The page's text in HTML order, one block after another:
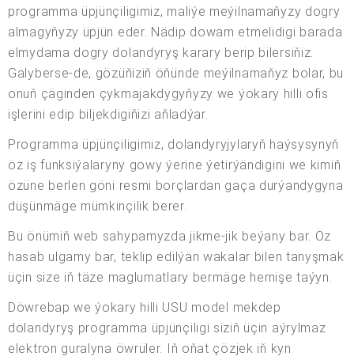
programma üpjünçiligimiz, maliýe meýilnamaňyzy dogry
almagyňyzy üpjün eder. Nädip dowam etmelidigi barada
elmydama dogry dolandyryş karary berip bilersiňiz.
Galyberse-de, gözüňiziň öňünde meýilnamaňyz bolar, bu
onuň çäginden çykmajakdygyňyzy we ýokary hilli ofis
işlerini edip biljekdigiňizi aňladýar.
Programma üpjünçiligimiz, dolandyryjylaryň haýsysynyň
öz iş funksiýalaryny gowy ýerine ýetirýändigini we kimiň
özüne berlen göni resmi borçlardan gaça durýandygyna
düşünmäge mümkinçilik berer.
Bu önümiň web sahypamyzda jikme-jik beýany bar. Öz
hasab ulgamy bar, teklip edilýän wakalar bilen tanyşmak
üçin size iň täze maglumatlary bermäge hemişe taýyn.
Döwrebap we ýokary hilli USU model mekdep
dolandyryş programma üpjünçiligi siziň üçin aýrylmaz
elektron guralyna öwrüler. Iň oňat çözjek iň kyn